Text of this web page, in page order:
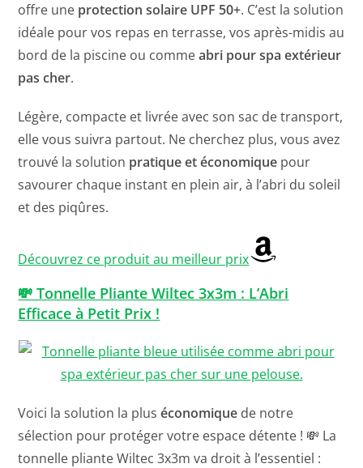
offre une protection solaire UPF 50+. C’est la solution
idéale pour vos repas en terrasse, vos après-midis au
bord de la piscine ou commeabri pour spa extérieur
pas cher.
Légère, compacte et livrée avec son sac de transport,
elle vous suivra partout. Ne cherchez plus, vous avez
trouvé la solution pratique et économique pour
savourer chaque instant en plein air, à l’abri du soleil
et des piqûres.
Découvrez ce produit au meilleur prix
💸 Tonnelle Pliante Wiltec 3x3m : L’Abri
Efficace à Petit Prix !
Voici la solution la pluséconomique de notre
sélection pour protéger votre espace détente ! 💸 La
tonnelle pliante Wiltec 3x3m va droit à l’essentiel :